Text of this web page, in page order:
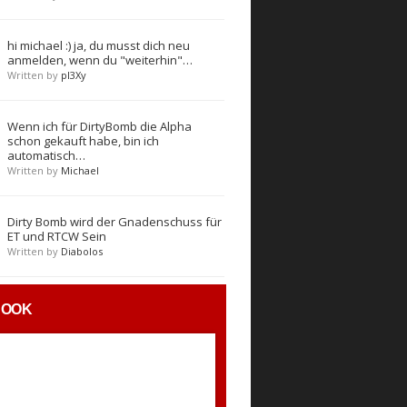
hi michael :) ja, du musst dich neu
anmelden, wenn du "weiterhin"…
Written by pl3Xy
Wenn ich für DirtyBomb die Alpha
schon gekauft habe, bin ich
automatisch…
Written by Michael
Dirty Bomb wird der Gnadenschuss für
ET und RTCW Sein
Written by Diabolos